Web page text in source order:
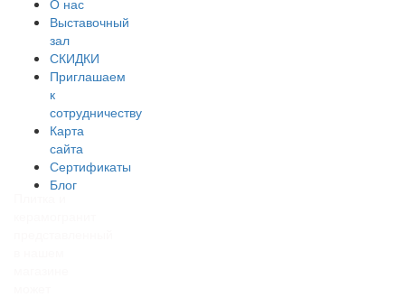
О нас
Выставочный
зал
СКИДКИ
Приглашаем
к
сотрудничеству
Карта
сайта
Сертификаты
Блог